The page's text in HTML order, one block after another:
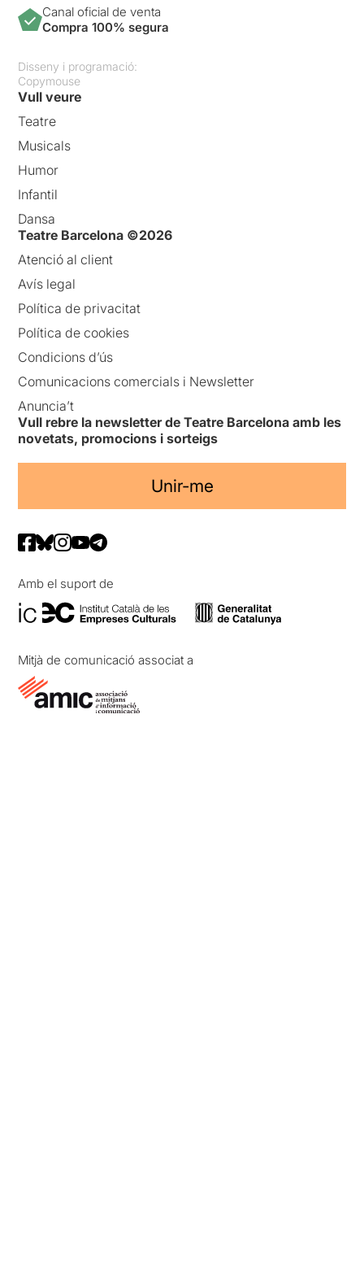
Canal oficial de venta
Compra 100% segura
Disseny i programació:
Copymouse
Vull veure
Teatre
Musicals
Humor
Infantil
Dansa
Teatre Barcelona ©2026
Atenció al client
Avís legal
Política de privacitat
Política de cookies
Condicions d’ús
Comunicacions comercials i Newsletter
Anuncia’t
Vull rebre la newsletter de Teatre Barcelona amb les
novetats, promocions i sorteigs
Unir-me
Amb el suport de
Mitjà de comunicació associat a